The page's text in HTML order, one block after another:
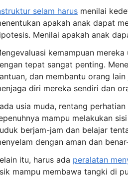
selam harusmenilai
apakah anak dapat
Menilai apakah anak
kemampuan
tepat sangat penting.
dan membantu orang
diri mereka sendiri dan
usia muda, rentang
mampu melakukan
berjam-jam dan belajar
dengan aman dan
itu, harus ada peralatan
mampu membawa tangki di